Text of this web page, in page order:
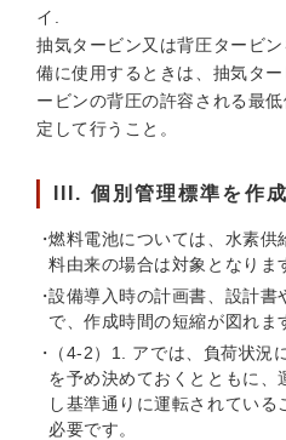
イ.
抽気タービン又は背圧タービ
備に使用するときは、抽気タ
ービンの背圧の許容される最
定して行うこと。
III. 個別管理標準を作
燃料電池については、水素供
料由来の場合は対象となりま
設備導入時の計画書、設計書
で、作成時間の短縮が図れま
（4-2）1. アでは、負荷状況
を予め決めておくとともに、
し基準通りに運転されてい
必要です。